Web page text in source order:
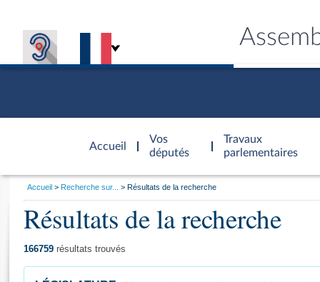
Accueil
d'accueil
Vos
députés
Travaux
parlementaires
Général
Vous
Accueil Recherche sur... Résultats de la recherche
Résultats de la recherche
166759 résultats trouvés